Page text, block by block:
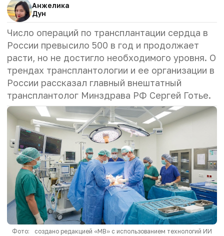
Анжелика
Дун
Число операций по трансплантации сердца в
России превысило 500 в год и продолжает
расти, но не достигло необходимого уровня. О
трендах трансплантологии и ее организации в
России рассказал главный внештатный
трансплантолог Минздрава РФ Сергей Готье.
Фото: создано редакцией «МВ» с использованием технологий ИИ